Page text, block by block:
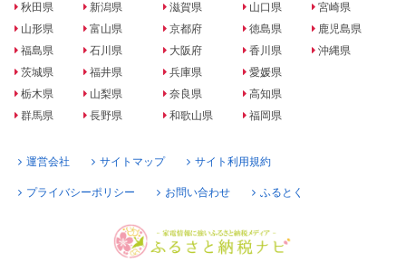
秋田県
山形県
福島県
茨城県
栃木県
群馬県
新潟県
富山県
石川県
福井県
山梨県
長野県
滋賀県
京都府
大阪府
兵庫県
奈良県
和歌山県
山口県
徳島県
香川県
愛媛県
高知県
福岡県
宮崎県
鹿児島県
沖縄県
運営会社 サイトマップ サイト利用規約
プライバシーポリシー お問い合わせ ふるとく